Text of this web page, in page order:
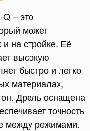
– это
может
и на стройке. Её
высокую
быстро и легко
материалах,
Дрель оснащена
точность
между режимами.